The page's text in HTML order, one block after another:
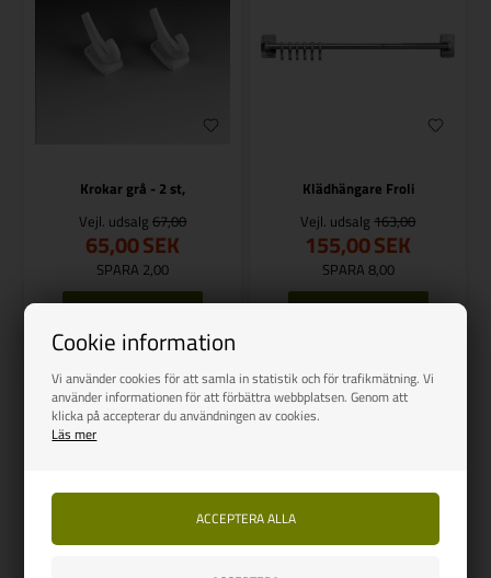
Cookie information
Vi använder cookies för att samla in statistik och för trafikmätning. Vi
använder informationen för att förbättra webbplatsen. Genom att
klicka på accepterar du användningen av cookies.
Läs mer
Krokar grå - 2 st,
Vejl. udsalg67,00
65,00SEK
SPARA 2,00
Finns i lager
Klädhängare Froli
Vejl. udsalg163,00
155,00SEK
SPARA 8,00